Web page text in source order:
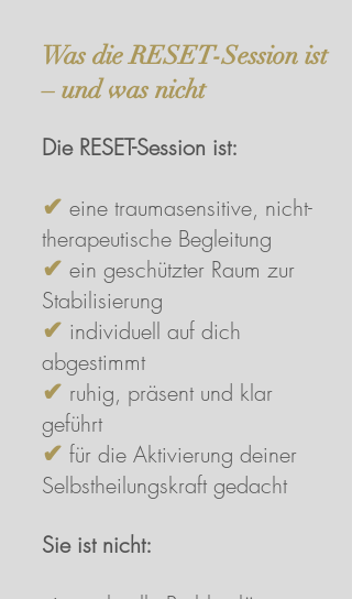
Was die RESET-Session ist
– und was nicht
Die RESET-Session ist:
✔ eine traumasensitive, nicht-
therapeutische Begleitung
✔ ein geschützter Raum zur
Stabilisierung
✔ individuell auf dich
abgestimmt
✔ ruhig, präsent und klar
geführt
✔ für die Aktivierung deiner
Selbstheilungskraft gedacht
Sie ist nicht: